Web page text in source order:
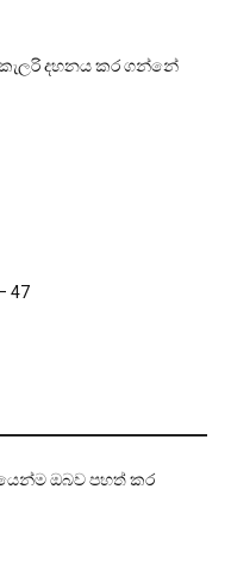
දහනය කර ගන්නේ
47
ඔබව පහත් කර